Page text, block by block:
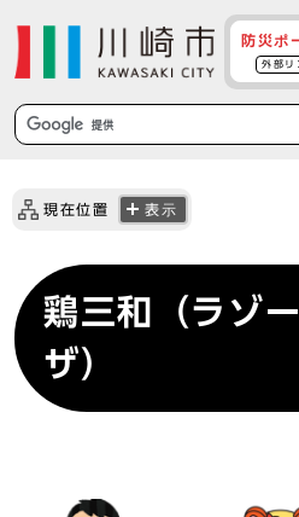
防災ポ
外部リ
現在位置 表示
鶏三和（ラゾ
ザ）